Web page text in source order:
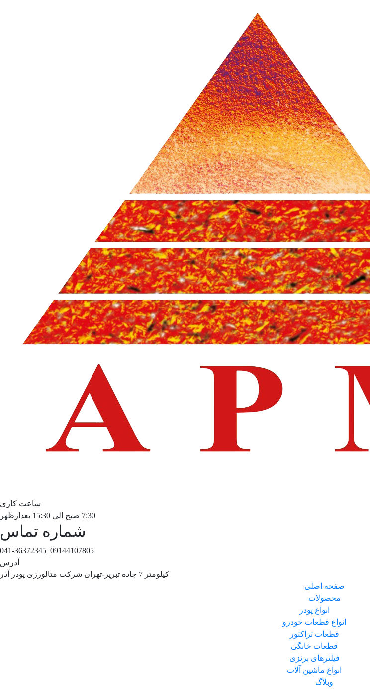
ساعت کاری
7:30 صبح الی 15:30 بعدازظهر
شماره تماس
09144107805_041-36372345
آدرس
کیلومتر 7 جاده تبریز-تهران شرکت متالورژی پودر آذر
صفحه اصلی
محصولات
انواع پودر
انواع قطعات خودرو
قطعات تراکتور
قطعات خانگی
فیلترهای برنزی
انواع ماشین آلات
وبلاگ